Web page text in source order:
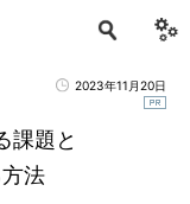
2023年11月20日
課題と
法